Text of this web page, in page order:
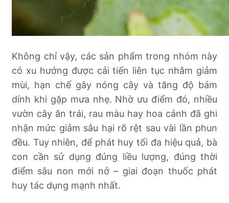
Không chỉ vậy, các sản phẩm trong nhóm này
có xu hướng được cải tiến liên tục nhằm giảm
mùi, hạn chế gây nóng cây và tăng độ bám
dính khi gặp mưa nhẹ. Nhờ ưu điểm đó, nhiều
vườn cây ăn trái, rau màu hay hoa cảnh đã ghi
nhận mức giảm sâu hại rõ rệt sau vài lần phun
đều. Tuy nhiên, để phát huy tối đa hiệu quả, bà
con cần sử dụng đúng liều lượng, đúng thời
điểm sâu non mới nở – giai đoạn thuốc phát
huy tác dụng mạnh nhất.